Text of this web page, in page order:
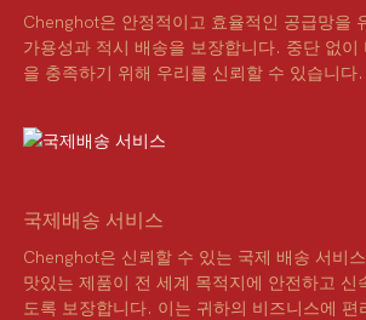
Chenghot은 안정적이고 효율적인 공급망을
가용성과 적시 배송을 보장합니다. 중단 없이
을 충족하기 위해 우리를 신뢰할 수 있습니다.
국제배송 서비스
Chenghot은 신뢰할 수 있는 국제 배송 서비
맛있는 제품이 전 세계 목적지에 안전하고 신
도록 보장합니다. 이는 귀하의 비즈니스에 편